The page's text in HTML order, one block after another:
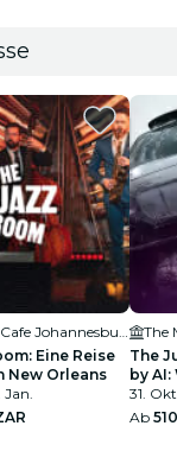
Hard Rock Cafe Johannesburg
Eine Reise
New Orleans
Jan.
The
The
by
31.
Ab